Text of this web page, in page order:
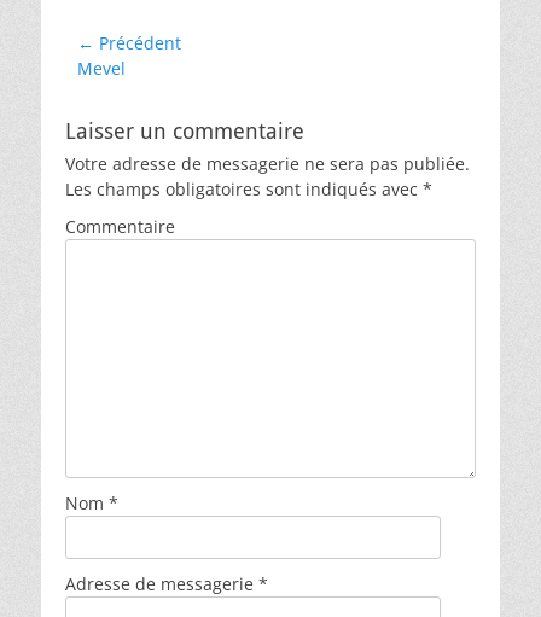
Navigation
de
← Précédent
Article
Mevel
Laisser un commentaire
Votre adresse de messagerie ne sera pas publiée.
Les champs obligatoires sont indiqués avec *
Commentaire
Nom *
Adresse de messagerie *